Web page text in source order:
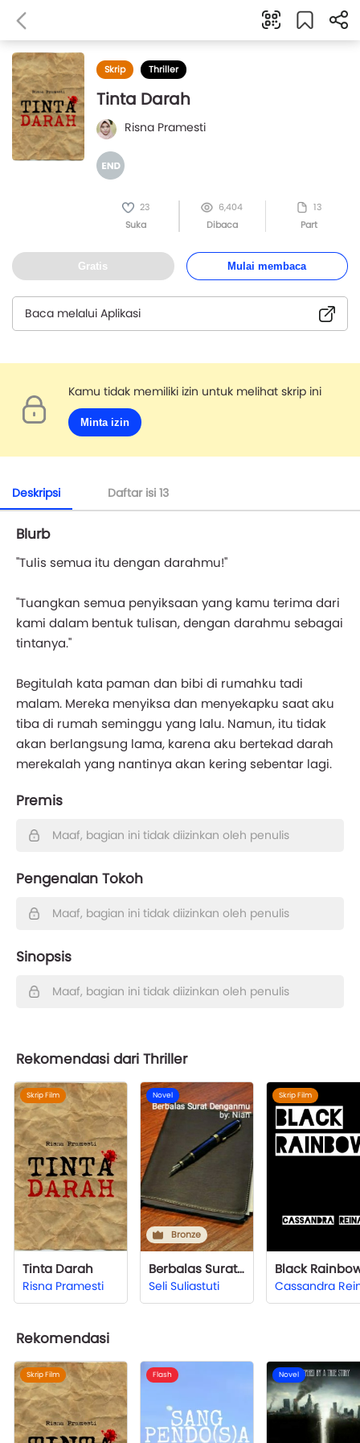
Skrip Thriller
Tinta Darah
Risna Pramesti
23
Suka
6,404
Dibaca
13
Part
Gratis Mulai membaca
Baca melalui Aplikasi
Kamu tidak memiliki izin untuk melihat skrip ini
Minta izin
Deskripsi Daftar isi 13
Blurb
"Tulis semua itu dengan darahmu!"
"Tuangkan semua penyiksaan yang kamu terima dari
kami dalam bentuk tulisan, dengan darahmu sebagai
tintanya."
Begitulah kata paman dan bibi di rumahku tadi
malam. Mereka menyiksa dan menyekapku saat aku
tiba di rumah seminggu yang lalu. Namun, itu tidak
akan berlangsung lama, karena aku bertekad darah
merekalah yang nantinya akan kering sebentar lagi.
Premis
Maaf, bagian ini tidak diizinkan oleh penulis
Pengenalan Tokoh
Maaf, bagian ini tidak diizinkan oleh penulis
Sinopsis
Maaf, bagian ini tidak diizinkan oleh penulis
Rekomendasi dari Thriller
Skrip Film
Tinta Darah
Risna Pramesti
Novel
Bronze
Berbalas Surat Denganmu
Seli Suliastuti
Skrip Film
Black
Cassandra
Rekomendasi
Skrip Film Flash Novel